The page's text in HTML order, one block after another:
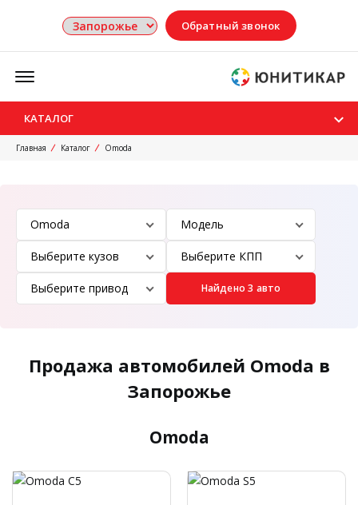
Обратный звонок
КАТАЛОГ
Главная Каталог Omoda
Найдено 3 авто
Продажа автомобилей Omoda в
Запорожье
Omoda